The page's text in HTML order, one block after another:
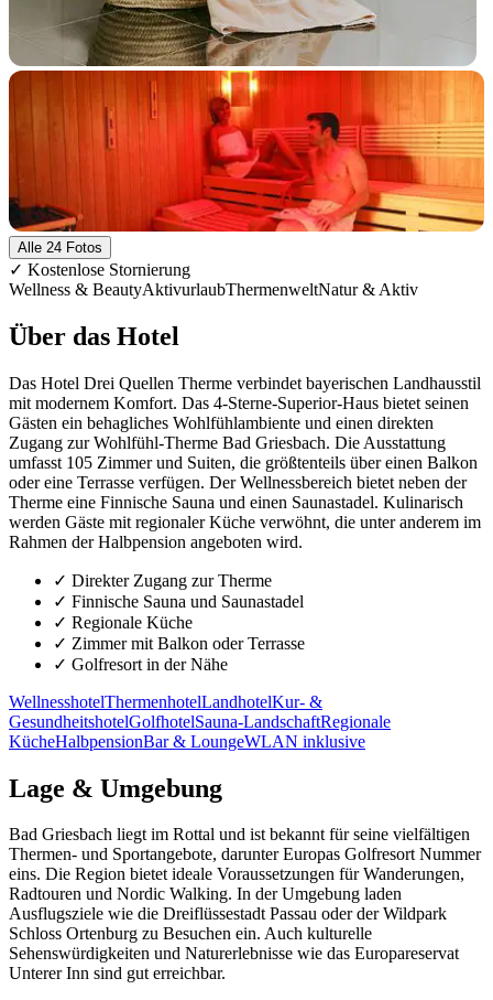
Alle 24 Fotos
✓ Kostenlose Stornierung
Wellness & BeautyAktivurlaubThermenweltNatur & Aktiv
Über das Hotel
Das Hotel Drei Quellen Therme verbindet bayerischen Landhausstil
mit modernem Komfort. Das 4-Sterne-Superior-Haus bietet seinen
Gästen ein behagliches Wohlfühlambiente und einen direkten
Zugang zur Wohlfühl-Therme Bad Griesbach. Die Ausstattung
umfasst 105 Zimmer und Suiten, die größtenteils über einen Balkon
oder eine Terrasse verfügen. Der Wellnessbereich bietet neben der
Therme eine Finnische Sauna und einen Saunastadel. Kulinarisch
werden Gäste mit regionaler Küche verwöhnt, die unter anderem im
Rahmen der Halbpension angeboten wird.
✓ Direkter Zugang zur Therme
✓ Finnische Sauna und Saunastadel
✓ Regionale Küche
✓ Zimmer mit Balkon oder Terrasse
✓ Golfresort in der Nähe
WellnesshotelThermenhotelLandhotelKur- &
GesundheitshotelGolfhotelSauna-LandschaftRegionale
KücheHalbpensionBar & LoungeWLAN inklusive
Lage & Umgebung
Bad Griesbach liegt im Rottal und ist bekannt für seine vielfältigen
Thermen- und Sportangebote, darunter Europas Golfresort Nummer
eins. Die Region bietet ideale Voraussetzungen für Wanderungen,
Radtouren und Nordic Walking. In der Umgebung laden
Ausflugsziele wie die Dreiflüssestadt Passau oder der Wildpark
Schloss Ortenburg zu Besuchen ein. Auch kulturelle
Sehenswürdigkeiten und Naturerlebnisse wie das Europareservat
Unterer Inn sind gut erreichbar.